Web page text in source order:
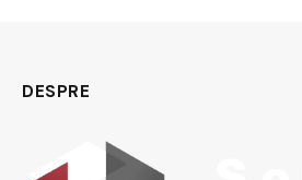
DESPRE